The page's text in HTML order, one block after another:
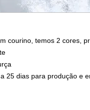
courino, temos 2 cores,
25 dias para produção e